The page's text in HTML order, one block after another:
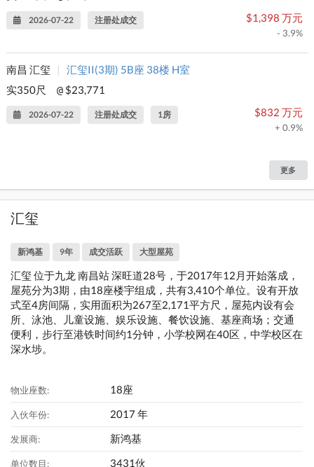
2026-07-22 注册处成交 $1,398 万元
- 3.9%
南昌 汇玺 |
汇玺II(3期) 5B座 38楼 H室
实350尺
@ $23,771
2026-07-22 注册处成交 1房 $832 万元
+ 0.9%
更多
汇玺
新鸿基 9年 成交活跃 大型屋苑
汇玺 位于九龙 南昌站 深旺道28号，于2017年12月开始落成，
屋苑分为3期，由18座楼宇组成，共有3,410个单位。设有开放
式至4房间隔，实用面积为267至2,171平方尺，屋苑内设有会
所、泳池、儿童设施、娱乐设施、餐饮设施、基座商场；交通
便利，步行至港铁时间约1分钟，小学校网在40区，中学校区在
深水埗。
物业座数: 18座
入伙年份: 2017 年
发展商: 新鸿基
单位数目: 3431伙